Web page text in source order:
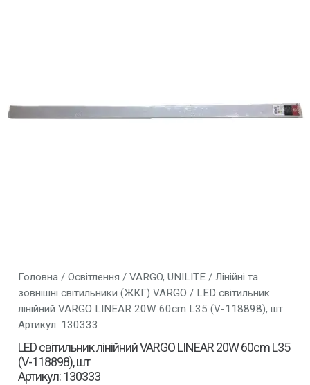
Головна/ Освітлення / VARGO, UNILITE/ Лінійні та
зовнішні світильники (ЖКГ) VARGO / LED світильник
лінійний VARGO LINEAR 20W 60cm L35 (V-118898), шт
Артикул: 130333
LED світильник лінійний VARGO LINEAR 20W 60cm L35
(V-118898), шт
Артикул: 130333